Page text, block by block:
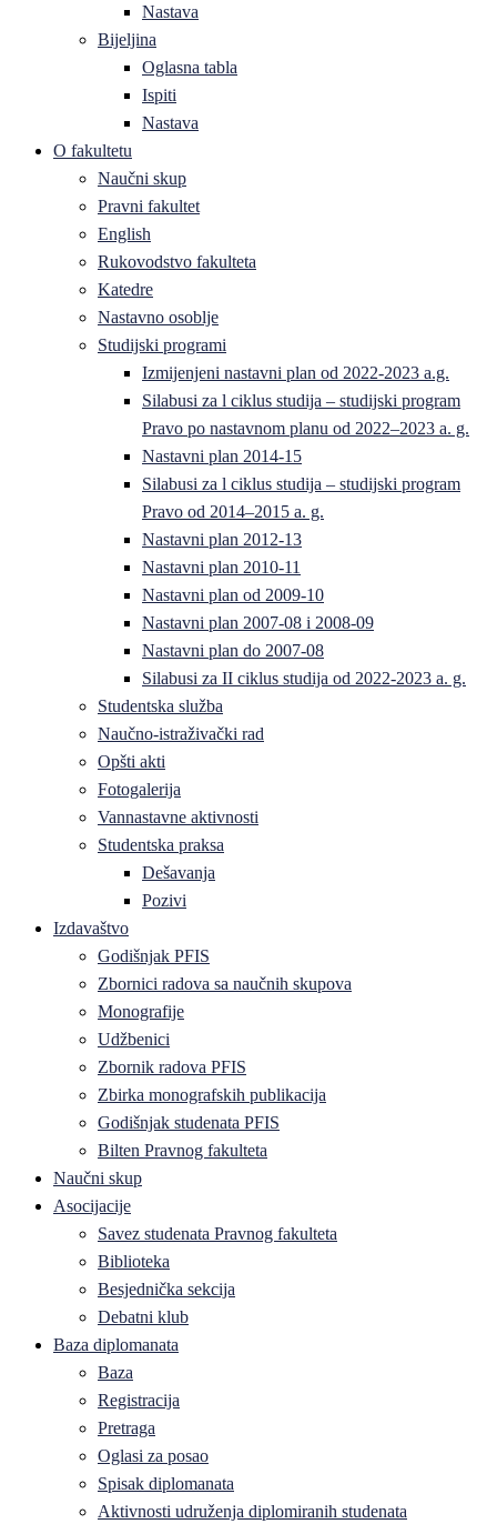
Nastava
Bijeljina
Oglasna tabla
Ispiti
Nastava
O fakultetu
Naučni skup
Pravni fakultet
English
Rukovodstvo fakulteta
Katedre
Nastavno osoblje
Studijski programi
Izmijenjeni nastavni plan od 2022-2023 a.g.
Silabusi za l ciklus studija – studijski program
Pravo po nastavnom planu od 2022–2023 a. g.
Nastavni plan 2014-15
Silabusi za l ciklus studija – studijski program
Pravo od 2014–2015 a. g.
Nastavni plan 2012-13
Nastavni plan 2010-11
Nastavni plan od 2009-10
Nastavni plan 2007-08 i 2008-09
Nastavni plan do 2007-08
Silabusi za II ciklus studija od 2022-2023 a. g.
Studentska služba
Naučno-istraživački rad
Opšti akti
Fotogalerija
Vannastavne aktivnosti
Studentska praksa
Dešavanja
Pozivi
Izdavaštvo
Godišnjak PFIS
Zbornici radova sa naučnih skupova
Monografije
Udžbenici
Zbornik radova PFIS
Zbirka monografskih publikacija
Godišnjak studenata PFIS
Bilten Pravnog fakulteta
Naučni skup
Asocijacije
Savez studenata Pravnog fakulteta
Biblioteka
Besjednička sekcija
Debatni klub
Baza diplomanata
Baza
Registracija
Pretraga
Oglasi za posao
Spisak diplomanata
Aktivnosti udruženja diplomiranih studenata